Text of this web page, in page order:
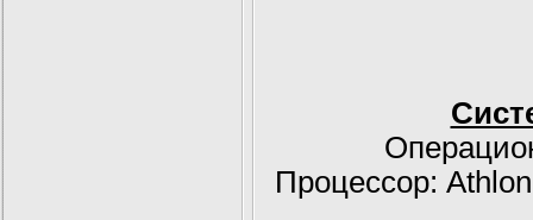
Процессор: